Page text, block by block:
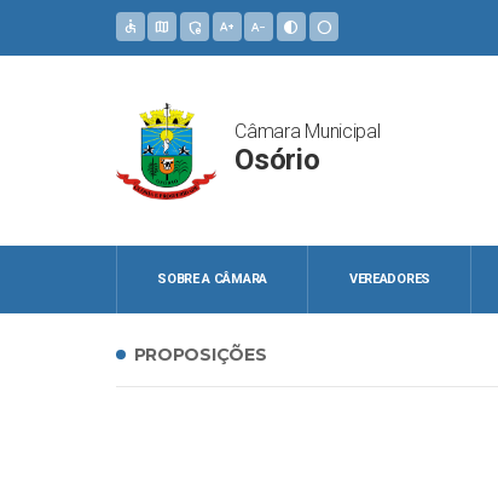
accessible map admin_panel_settings text_increase text_decrease contrast circle
Câmara Municipal
Osório
SOBRE A CÂMARA VEREADORES
PROPOSIÇÕES